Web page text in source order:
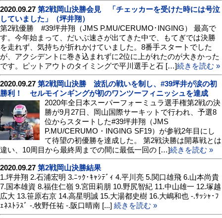
2020.09.27 第2戦岡山決勝会見 「チェッカーを受けた時には号泣
していました」（坪井翔）
第2戦優勝 #39坪井翔（JMS P.MU/CERUMO･INGING） 最高で
す。今年始まって、だいぶ速さが出てきた中で、もてぎでは決勝
を走れず、気持ちが折れかけていました。8番手スタートでした
が、アクシデントに巻き込まれずに2位に上がれたのが大きかった
です。ピットアウトのタイミングで平川選手と石 […]続きを読む »
2020.09.27 第2戦岡山決勝 波乱の戦いを制し、#39坪井が涙の初
勝利！ セルモインギングが初のワンツーフィニッシュを達成
2020年全日本スーパーフォーミュラ選手権第2戦の決
勝が9月27日、岡山国際サーキットで行われ、予選8
位からスタートした#39坪井翔（JMS
P.MU/CERUMO・INGING SF19）が参戦2年目にし
て待望の初優勝を達成した。 第2戦決勝は開幕戦とは
違い、10周目から最終周までの間に最低一回の […]続きを読む »
2020.09.27 第2戦岡山決勝結果
1.坪井翔 2.石浦宏明 3.ﾆｯｸ･ｷｬｼﾃﾞｨ 4.平川亮 5.関口雄飛 6.山本尚貴
7.国本雄資 8.福住仁嶺 9.宮田莉朋 10.野尻智紀 11.中山雄一 12.塚越
広大 13.笹原右京 14.高星明誠 15.大湯都史樹 16.大嶋和也 -.ｻｯｼｬ･ﾌ
ｪﾈｽﾄﾗｽﾞ -.牧野任祐 -.阪口晴南 [...] 続きを読む »